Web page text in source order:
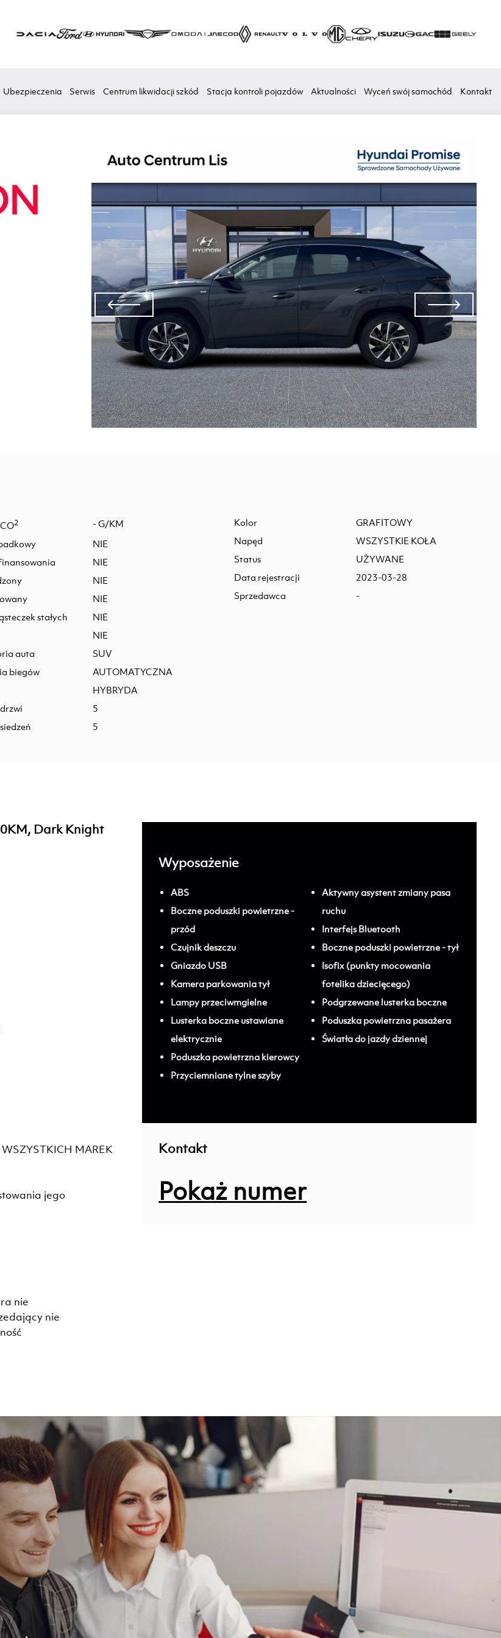
Ubezpieczenia Serwis Centrum likwidacji szkód Stacja kontroli pojazdów Aktualności Wyceń swój samochód Kontakt
2
- G/KM
NIE
NIE
NIE
NIE
stałych
NIE
NIE
auta
SUV
biegów
AUTOMATYCZNA
HYBRYDA
5
5
Kolor
GRAFITOWY
Napęd
WSZYSTKIE KOŁA
Status
UŻYWANE
Data rejestracji
2023-03-28
Sprzedawca
-
Dark Knight
MAREK
jego
nie
nie
Wyposażenie
ABS
Boczne poduszki powietrzne -
przód
Czujnik deszczu
Gniazdo USB
Kamera parkowania tył
Lampy przeciwmgielne
Lusterka boczne ustawiane
elektrycznie
Poduszka powietrzna kierowcy
Przyciemniane tylne szyby
Aktywny asystent zmiany pasa
ruchu
Interfejs Bluetooth
Boczne poduszki powietrzne - tył
Isofix (punkty mocowania
fotelika dziecięcego)
Podgrzewane lusterka boczne
Poduszka powietrzna pasażera
Światła do jazdy dziennej
Kontakt
Pokaż numer